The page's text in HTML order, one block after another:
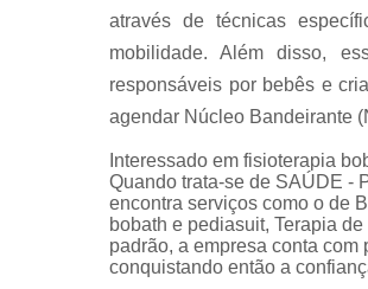
através de técnicas
mobilidade. Além disso,
responsáveis por bebês e
agendar Núcleo Bandeirante
Interessado em fisioterapia
Quando trata-se de SAÚDE -
encontra serviços como o de
bobath e pediasuit, Terapia
padrão, a empresa conta
conquistando então a